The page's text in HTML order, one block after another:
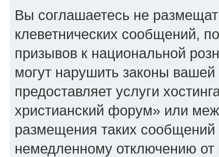
Вы соглашаетесь не
клеветнических сообщений,
призывов к национальной
могут нарушить законы
предоставляет услуги
христианский форум» или
размещения таких
немедленному отключению